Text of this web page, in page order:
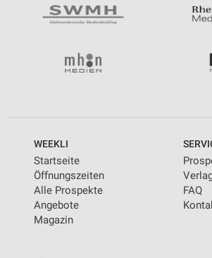
WEEKLI
Startseite
Öffnungszeiten
Alle Prospekte
Angebote
Magazin
FAQ